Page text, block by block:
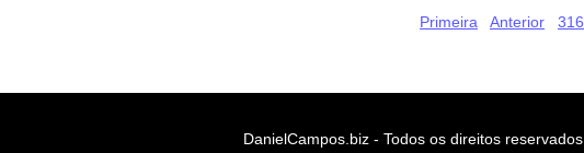
Primeira Anterior 316
DanielCampos.biz - Todos os direitos reservados